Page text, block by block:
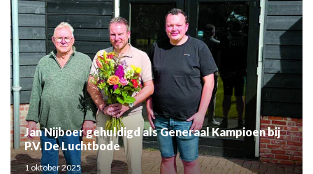
Jan Nijboer gehuldigd als Generaal Kampioen bij
P.V. De Luchtbode
1 oktober 2025